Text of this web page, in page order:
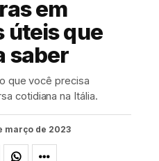
em
úteis que
saber
que você precisa
cotidiana na Itália.
março de 2023